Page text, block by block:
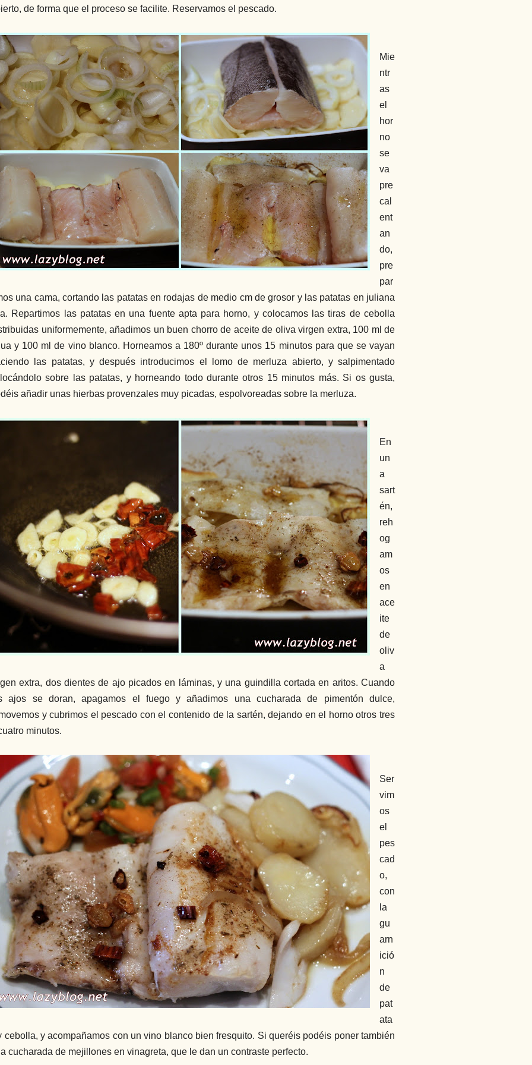
de forma que el proceso se facilite. Reservamos el pescado.
Mie
ntr
as
el
hor
no
se
va
pre
cal
ent
an
do,
pre
par
una cama, cortando las patatas en rodajas de medio cm de grosor y las patatas en juliana
Repartimos las patatas en una fuente apta para horno, y colocamos las tiras de cebolla
uniformemente, añadimos un buen chorro de aceite de oliva virgen extra, 100 ml de
y 100 ml de vino blanco. Horneamos a 180º durante unos 15 minutos para que se vayan
las patatas, y después introducimos el lomo de merluza abierto, y salpimentado
sobre las patatas, y horneando todo durante otros 15 minutos más. Si os gusta,
añadir unas hierbas provenzales muy picadas, espolvoreadas sobre la merluza.
En
un
a
sart
én,
reh
og
am
os
en
ace
ite
de
oliv
a
extra, dos dientes de ajo picados en láminas, y una guindilla cortada en aritos. Cuando
ajos se doran, apagamos el fuego y añadimos una cucharada de pimentón dulce,
y cubrimos el pescado con el contenido de la sartén, dejando en el horno otros tres
minutos.
Ser
vim
os
el
pes
cad
o,
con
la
gu
arn
ició
n
de
pat
ata
cebolla, y acompañamos con un vino blanco bien fresquito. Si queréis podéis poner también
cucharada de mejillones en vinagreta, que le dan un contraste perfecto.